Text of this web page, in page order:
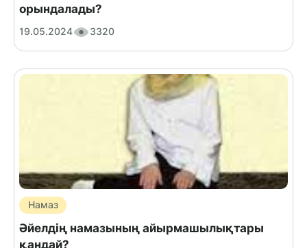
орындалады?
19.05.2024 3320
Намаз
Әйелдің намазының айырмашылықтары
қандай?